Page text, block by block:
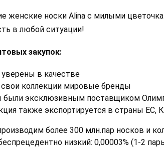
женские носки Alina с милыми
в любой ситуации!
закупок:
в качестве
коллекции мировые бренды
эксклюзивным поставщиком
также экспортируется в страны ЕС,
более 300 млн.пар носков и
низкий: 0,00003% (1-2